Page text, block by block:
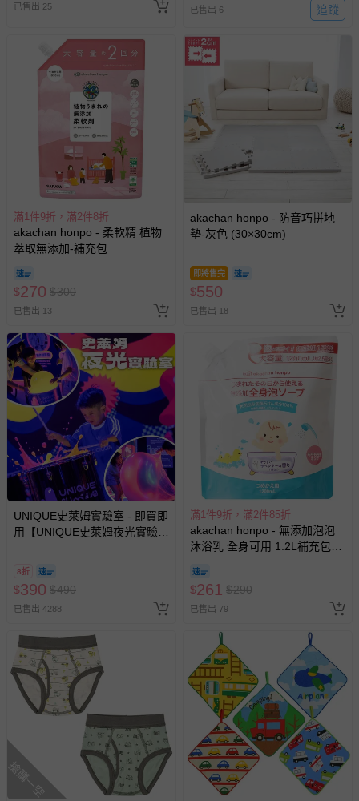
已售出 25 已售出 6 追蹤
滿1件9折，滿2件8折
akachan honpo - 柔軟精 植物
萃取無添加-補充包
$270 $300
已售出 13
akachan honpo - 防音巧拼地
墊-灰色 (30×30cm)
即將售完
$550
已售出 18
UNIQUE史萊姆實驗室 - 即買即
用【UNIQUE史萊姆夜光實驗室
人小孩均一價(3歲以上需購票))
8折
$390 $490
已售出 4288
滿1件9折，滿2件85折
akachan honpo - 無添加泡泡
沐浴乳 全身可用 1.2L補充包
$261 $290
已售出 79
搶購一空